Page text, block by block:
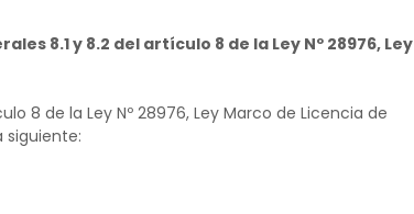
8.1 y 8.2 del artículo 8 de la Ley Nº 28976, Ley
8 de la Ley Nº 28976, Ley Marco de Licencia de